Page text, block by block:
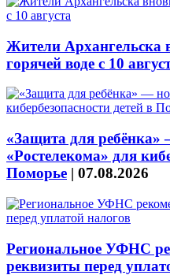
Жители Архангельска
горячей воде с 10
«Защита для ребёнка»
«Ростелекома» для
Поморье | 07.08.2026
Региональное УФНС
реквизиты перед